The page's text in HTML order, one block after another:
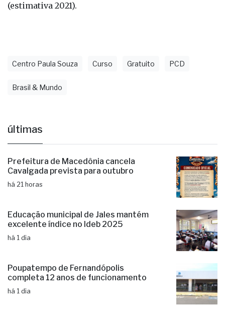
(estimativa 2021).
Centro Paula Souza Curso Gratuito PCD
Brasil & Mundo
últimas
Prefeitura de Macedônia cancela
Cavalgada prevista para outubro
há 21 horas
Educação municipal de Jales mantém
excelente índice no Ideb 2025
há 1 dia
Poupatempo de Fernandópolis
completa 12 anos de funcionamento
há 1 dia